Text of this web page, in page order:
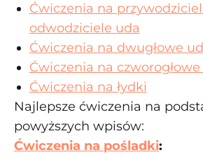
Ćwiczenia na
odwodziciele uda
Ćwiczenia na dwugłowe
Ćwiczenia na
Ćwiczenia na łydki
Najlepsze ćwiczenia na
powyższych wpisów:
Ćwiczenia na pośladki: